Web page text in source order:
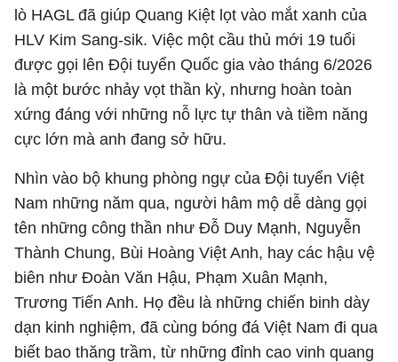
lò HAGL đã giúp Quang Kiệt lọt vào mắt xanh của
HLV Kim Sang-sik. Việc một cầu thủ mới 19 tuổi
được gọi lên Đội tuyển Quốc gia vào tháng 6/2026
là một bước nhảy vọt thần kỳ, nhưng hoàn toàn
xứng đáng với những nỗ lực tự thân và tiềm năng
cực lớn mà anh đang sở hữu.
Nhìn vào bộ khung phòng ngự của Đội tuyển Việt
Nam những năm qua, người hâm mộ dễ dàng gọi
tên những công thần như Đỗ Duy Mạnh, Nguyễn
Thành Chung, Bùi Hoàng Việt Anh, hay các hậu vệ
biên như Đoàn Văn Hậu, Phạm Xuân Mạnh,
Trương Tiến Anh. Họ đều là những chiến binh dày
dạn kinh nghiệm, đã cùng bóng đá Việt Nam đi qua
biết bao thăng trầm, từ những đỉnh cao vinh quang